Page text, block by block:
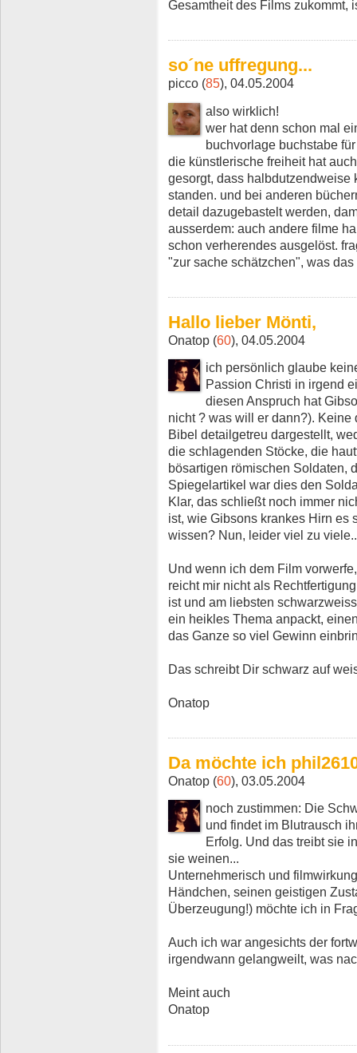
Gesamtheit des Films zukommt,
so´ne uffregung...
picco (85), 04.05.2004
also wirklich!
wer hat denn schon mal
buchvorlage buchstabe
die künstlerische freiheit hat
gesorgt, dass halbdutzendweise
standen. und bei anderen
detail dazugebastelt werden,
ausserdem: auch andere filme
schon verherendes ausgelöst.
"zur sache schätzchen", was
Hallo lieber Mönti,
Onatop (60), 04.05.2004
ich persönlich glaube
Passion Christi in irgend
diesen Anspruch hat
nicht ? was will er dann?). Keine
Bibel detailgetreu dargestellt,
die schlagenden Stöcke, die
bösartigen römischen Soldaten,
Spiegelartikel war dies den
Klar, das schließt noch immer
ist, wie Gibsons krankes Hirn es
wissen? Nun, leider viel zu
Und wenn ich dem Film
reicht mir nicht als
ist und am liebsten
ein heikles Thema anpackt,
das Ganze so viel Gewinn
Das schreibt Dir schwarz auf
Onatop
Da möchte ich
Onatop (60), 03.05.2004
noch zustimmen: Die
und findet im Blutrausch
Erfolg. Und das treibt sie
sie weinen...
Unternehmerisch und
Händchen, seinen geistigen
Überzeugung!) möchte ich in
Auch ich war angesichts der
irgendwann gelangweilt, was
Meint auch
Onatop